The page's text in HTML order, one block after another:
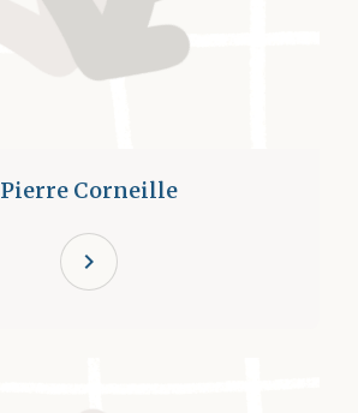
Pierre Corneille
chevron_right